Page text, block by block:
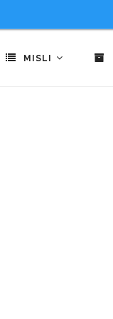
MISLI